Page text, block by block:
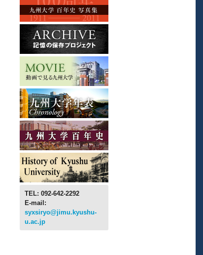
TEL: 092-642-2292
E-mail:
syxsiryo@jimu.kyushu-
u.ac.jp